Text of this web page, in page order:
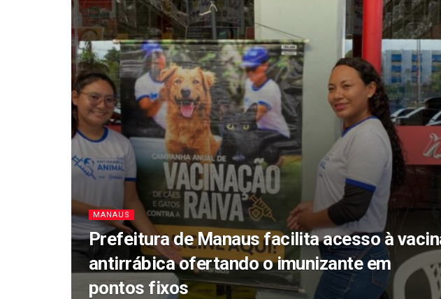
MANAUS
Prefeitura de Manaus facilita acesso à
antirrábica ofertando o imunizante em
pontos fixos